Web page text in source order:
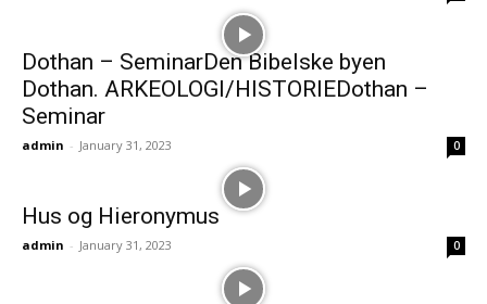
Dothan – SeminarDen Bibelske byen
Dothan. ARKEOLOGI/HISTORIEDothan –
Seminar
admin - January 31, 2023 0
Hus og Hieronymus
admin - January 31, 2023 0